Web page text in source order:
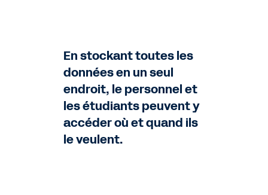
En stockant toutes les
données en un seul
endroit, le personnel et
les étudiants peuvent y
accéder où et quand ils
le veulent.